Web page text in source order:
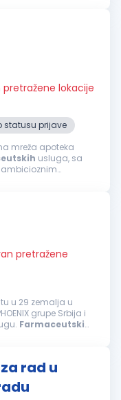
pretražene lokacije
statusu prijave
mreža apoteka
usluga, sa
ambicioznim
pretražene
u 29 zemalja u
grupe Srbija i
Farmaceutski
rad u